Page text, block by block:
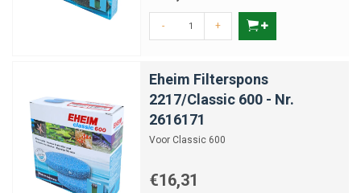
- +
Eheim Filterspons
2217/Classic 600 - Nr.
2616171
Voor Classic 600
€16,31